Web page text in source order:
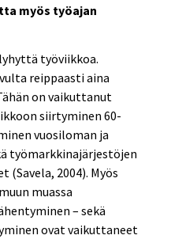
myös työajan
työviikkoa.
reippaasti aina
on vaikuttanut
siirtyminen 60-
vuosiloman ja
työmarkkinajärjestöjen
(Savela, 2004). Myös
muassa
– sekä
ovat vaikuttaneet